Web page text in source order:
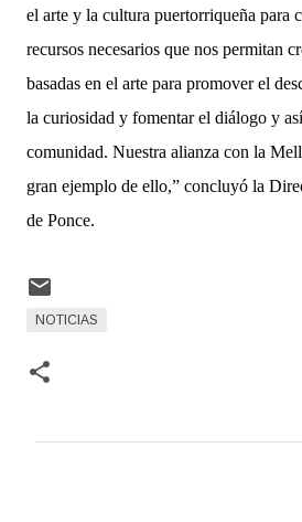
el arte y la cultura puertorriqueña para
recursos necesarios que nos permitan
basadas en el arte para promover el
la curiosidad y fomentar el diálogo y
comunidad. Nuestra alianza con la
gran ejemplo de ello,” concluyó la
de Ponce.
NOTICIAS